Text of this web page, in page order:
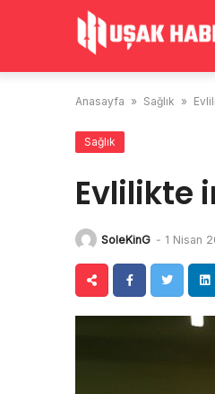
Anasayfa » Sağlık »
Sağlık
Evlilikte
SoleKinG - 1 Nisan